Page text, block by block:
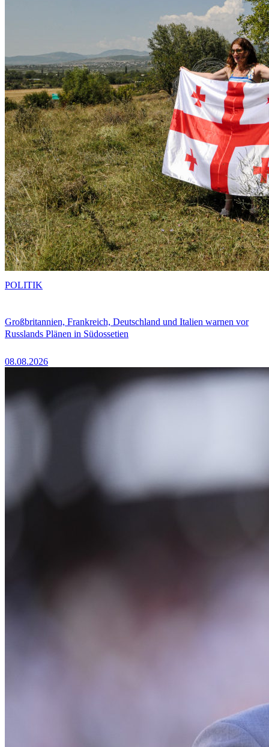
Großbritannien, Frankreich, Deutschland und Italien warnen vor
Russlands Plänen in Südossetien
08.08.2026
POLITIK